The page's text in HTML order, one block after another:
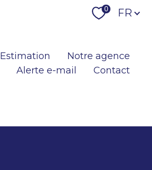
0 Langue
FR
Estimation
Notre agence
Alerte e-mail
Contact